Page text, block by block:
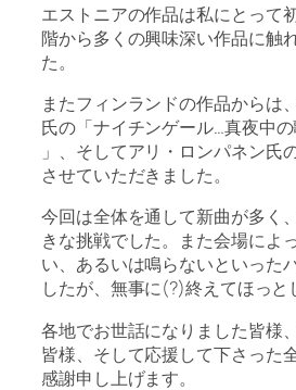
エストニアの作品は私にとって
階から多くの興味深い作品に触
た。
またフィンランドの作品からは
氏の「ナイチンゲール…真夜中
」、そしてアリ・ロンパネン氏
させていただきました。
今回は全体を通して新曲が多く
きな挑戦でした。また会場によ
い、あるいは鳴らないといった
したが、無事に(?)終えてほっと
各地でお世話になりました皆様
皆様、そして応援して下さった
感謝申し上げます。